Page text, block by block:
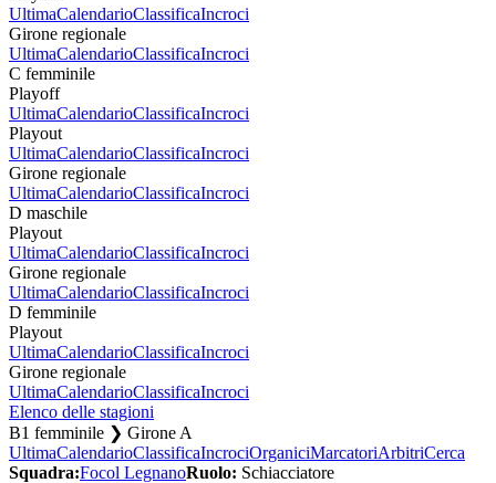
UltimaCalendarioClassificaIncroci
Girone regionale
UltimaCalendarioClassificaIncroci
C femminile
Playoff
UltimaCalendarioClassificaIncroci
Playout
UltimaCalendarioClassificaIncroci
Girone regionale
UltimaCalendarioClassificaIncroci
D maschile
Playout
UltimaCalendarioClassificaIncroci
Girone regionale
UltimaCalendarioClassificaIncroci
D femminile
Playout
UltimaCalendarioClassificaIncroci
Girone regionale
UltimaCalendarioClassificaIncroci
Elenco delle stagioni
B1 femminile ❯ Girone A
UltimaCalendarioClassificaIncrociOrganiciMarcatoriArbitriCerca
Squadra:Focol LegnanoRuolo: Schiacciatore